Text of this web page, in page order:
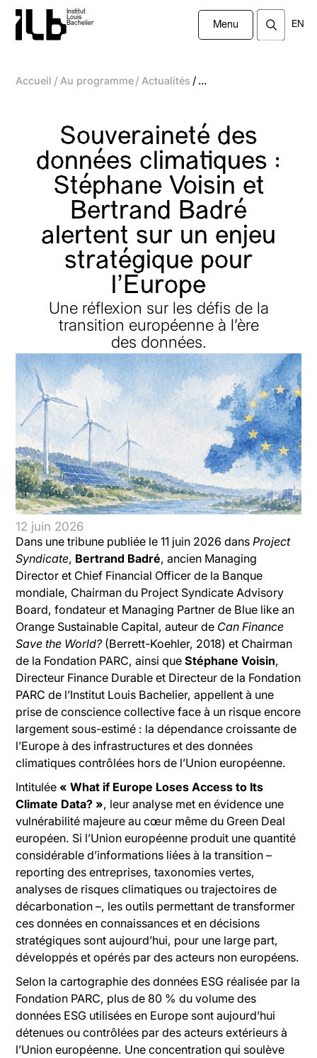
Institut
Louis
Bachelier
Menu EN
Accueil / Au programme/ Actualités / ...
Souveraineté des
données climatiques :
Stéphane Voisin et
Bertrand Badré
alertent sur un enjeu
stratégique pour
l’Europe
Une réflexion sur les défis de la
transition européenne à l’ère
des données.
12 juin 2026
Dans une tribune publiée le 11 juin 2026 dansProject
Syndicate, Bertrand Badré, ancien Managing
Director et Chief Financial Officer de la Banque
mondiale, Chairman du Project Syndicate Advisory
Board, fondateur et Managing Partner de Blue like an
Orange Sustainable Capital, auteur de Can Finance
Save the World?(Berrett-Koehler, 2018) et Chairman
de la Fondation PARC, ainsi queStéphane Voisin,
Directeur Finance Durable et Directeur de la Fondation
PARC de l’Institut Louis Bachelier, appellent à une
prise de conscience collective face à un risque encore
largement sous-estimé : la dépendance croissante de
l’Europe à des infrastructures et des données
climatiques contrôlées hors de l’Union européenne.
Intitulée« What if Europe Loses Access to Its
Climate Data? », leur analyse met en évidence une
vulnérabilité majeure au cœur même du Green Deal
européen. Si l’Union européenne produit une quantité
considérable d’informations liées à la transition –
reporting des entreprises, taxonomies vertes,
analyses de risques climatiques ou trajectoires de
décarbonation –, les outils permettant de transformer
ces données en connaissances et en décisions
stratégiques sont aujourd’hui, pour une large part,
développés et opérés par des acteurs non européens.
Selon la cartographie des données ESG réalisée par la
Fondation PARC, plus de 80 % du volume des
données ESG utilisées en Europe sont aujourd’hui
détenues ou contrôlées par des acteurs extérieurs à
l’Union européenne. Une concentration qui soulève